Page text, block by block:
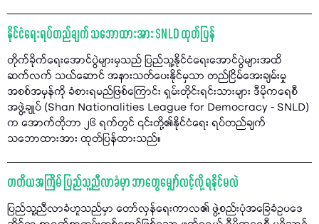
နိုင်ငံရေးရပ်တည်ချက် သဘောထားအား SNLD ထုတ်ပြန်
တိုက်ခိုက်ရေးအောင်ပွဲများမှသည် ပြည်သူ့နိုင်ငံရေးအောင်ပွဲများအထိ
ဆက်လက် သယ်ဆောင် အနားသတ်ပေးနိုင်မှသာ တည်ငြိမ်အေးချမ်းမှု
အစစ်အမှန်ကို ခံစားရမည်ဖြစ်ကြောင်း ရှမ်းတိုင်းရင်းသားများ ဒီမိုကရေစီ
အဖွဲ့ချုပ် (Shan Nationalities League for Democracy - SNLD)
က အောက်တိုဘာ ၂၆ ရက်တွင် ၎င်းတို့၏နိုင်ငံရေး ရပ်တည်ချက်
သဘောထားအား ထုတ်ပြန်ထားသည်။
တတိယအကြိမ် ပြည်သူ့ညီလာခံမှာ ဘာတွေမျှော်လင့်လို့ ရနိုင်မလဲ
ပြည်သူ့ညီလာခံဟူသည်မှာ တော်လှန်ရေးကာလ၏ ဖွဲ့စည်းပုံအခြေခံဥပဒေ